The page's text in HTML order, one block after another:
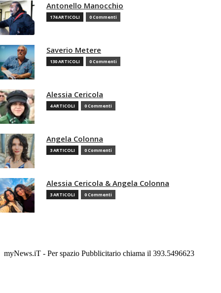
Antonello Manocchio
174 ARTICOLI 0 Commenti
Saverio Metere
130 ARTICOLI 0 Commenti
Alessia Cericola
4 ARTICOLI 0 Commenti
Angela Colonna
3 ARTICOLI 0 Commenti
Alessia Cericola & Angela Colonna
3 ARTICOLI 0 Commenti
myNews.iT - Per spazio Pubblicitario chiama il 393.5496623